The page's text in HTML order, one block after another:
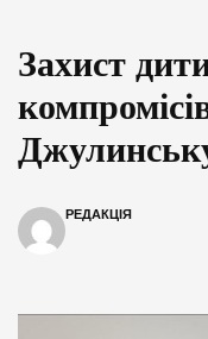
Захист
РЕДАКЦІЯ